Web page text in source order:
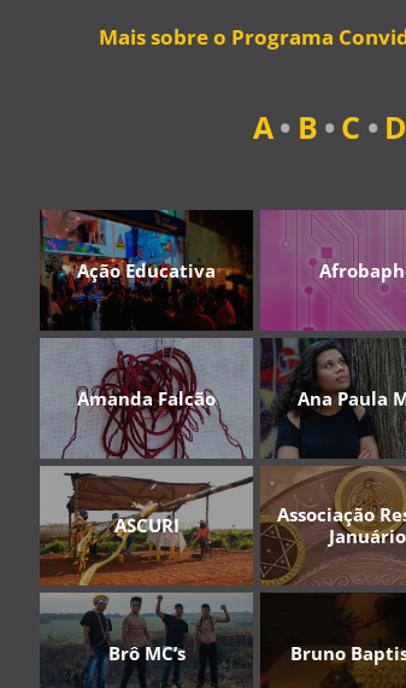
Mais sobre o Programa
A• B • C • D
Ação Educativa
Amanda Falcão Ana Paula
ASCURI
Associação
Januário
Brô MC’s Bruno